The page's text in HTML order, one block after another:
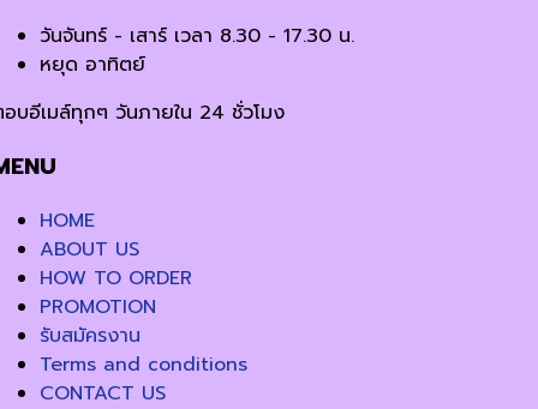
วันจันทร์ - เสาร์ เวลา 8.30 - 17.30 น.
หยุด อาทิตย์
บอีเมล์ทุกๆ วันภายใน 24 ชั่วโมง
HOME
ABOUT US
HOW TO ORDER
PROMOTION
รับสมัครงาน
Terms and conditions
CONTACT US